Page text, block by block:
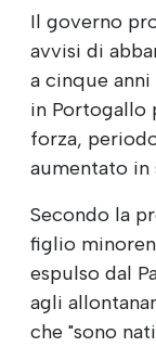
Il governo
avvisi di
a cinque
in Portogallo
forza,
aumentato in
Secondo la
figlio
espulso dal
agli
che "sono